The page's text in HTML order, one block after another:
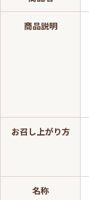
商品説明
お召し上がり方
名称